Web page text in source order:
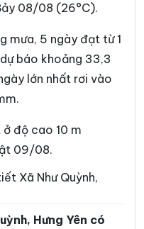
Xã Đức Hợp
Hoàn Long
Xã Hồng Minh
Hồng Vũ
Hưng Phú
Kiến Xương
Lê Lợi
08/08 (26°C).
mưa, 5 ngày đạt từ 1
báo khoảng 33,3
lớn nhất rơi vào
độ cao 10 m
09/08.
Xã Như Quỳnh,
Hưng Yên có